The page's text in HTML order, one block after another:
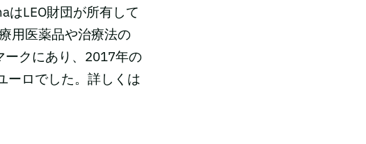
はLEO財団が所有して
用医薬品や治療法の
ークにあり、2017年の
ーロでした。詳しくは